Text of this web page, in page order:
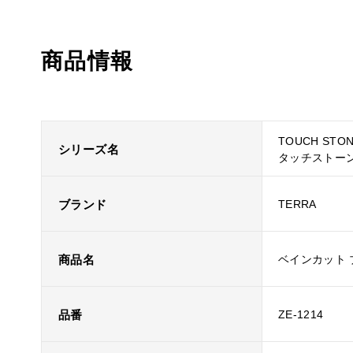
商品情報
シリーズ名
TOUCH
タッチストー
ブランド TERRA
商品名 ベインカット
品番 ZE-1214